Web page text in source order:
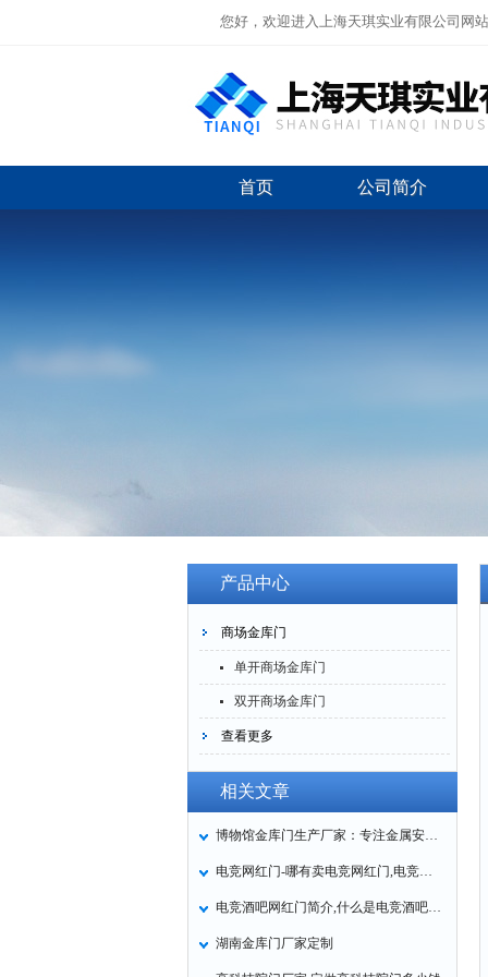
您好，欢迎进入上海天琪实业有限公司网站
首页 公司简介
产品中心
商场金库门
单开商场金库门
双开商场金库门
查看更多
相关文章
博物馆金库门生产厂家：专注金属安防设备20余年
电竞网红门-哪有卖电竞网红门,电竞网红门厂家
电竞酒吧网红门简介,什么是电竞酒吧网红门
湖南金库门厂家定制